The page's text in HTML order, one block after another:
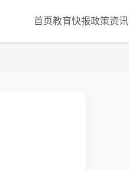
首页教育快报政策资讯